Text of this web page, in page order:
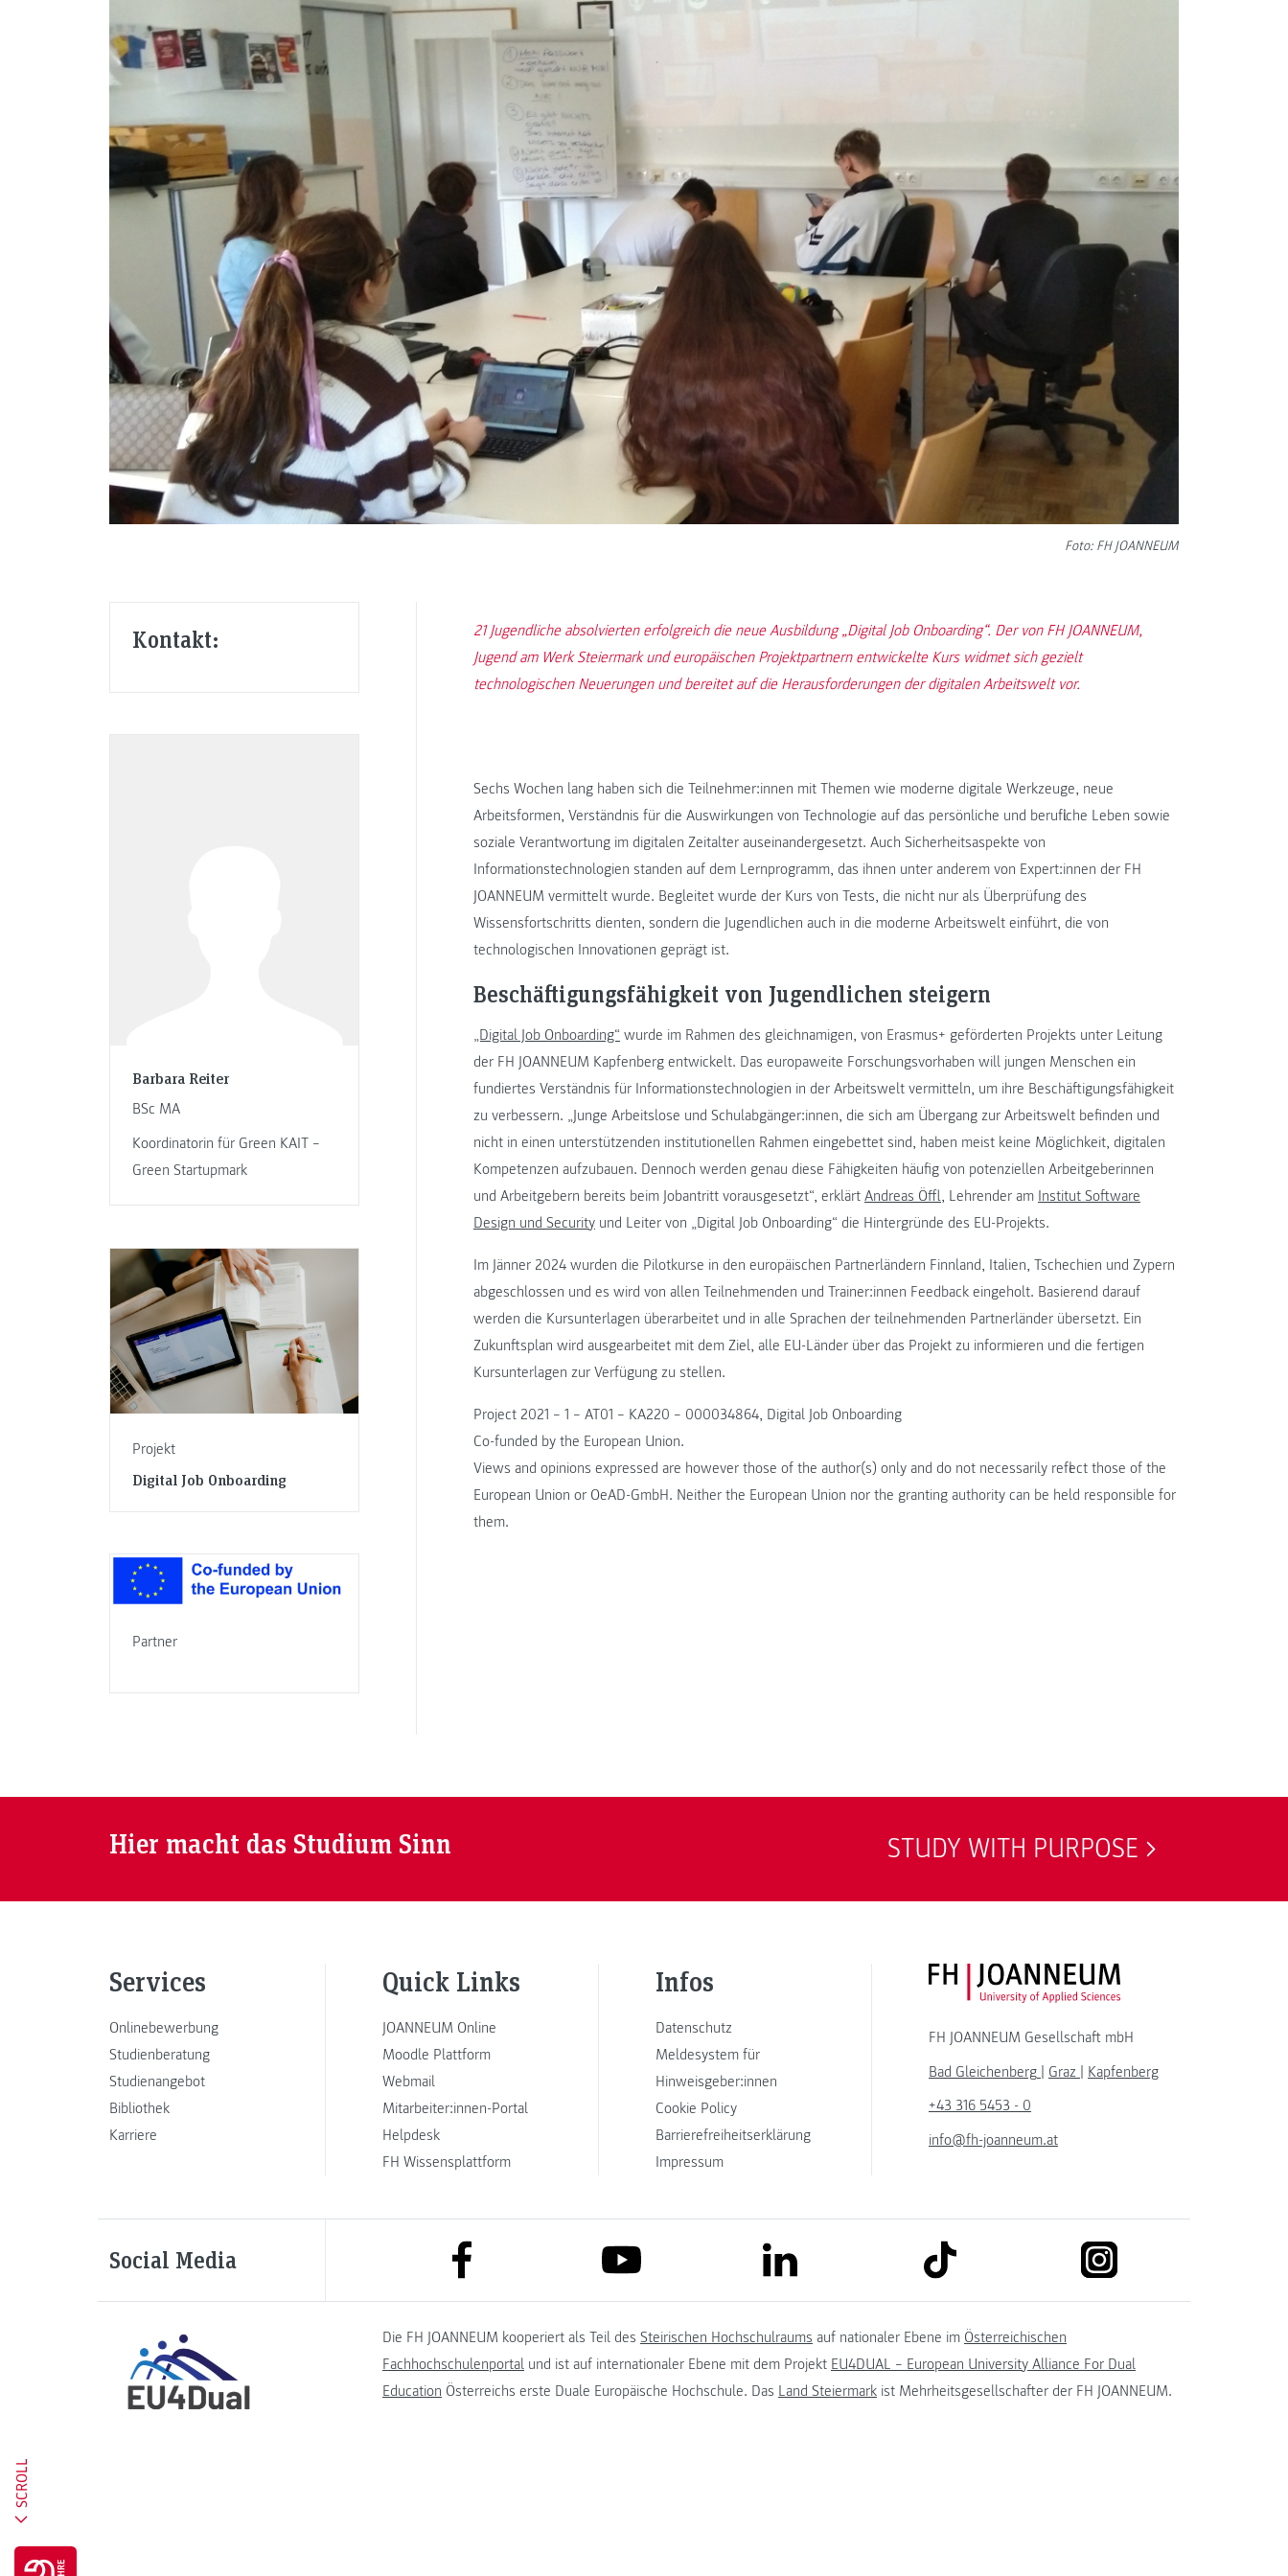
Foto: FH JOANNEUM
Kontakt:
Barbara Reiter
BSc MA
Koordinatorin für Green KAIT –
Green Startupmark
Projekt
Digital Job Onboarding
Partner
21 Jugendliche absolvierten erfolgreich die neue Ausbildung „Digital Job Onboarding“. Der von FH JOANNEUM,
Jugend am Werk Steiermark und europäischen Projektpartnern entwickelte Kurs widmet sich gezielt
technologischen Neuerungen und bereitet auf die Herausforderungen der digitalen Arbeitswelt vor.
Sechs Wochen lang haben sich die Teilnehmer:innen mit Themen wie moderne digitale Werkzeuge, neue
Arbeitsformen, Verständnis für die Auswirkungen von Technologie auf das persönliche und berufliche Leben sowie
soziale Verantwortung im digitalen Zeitalter auseinandergesetzt. Auch Sicherheitsaspekte von
Informationstechnologien standen auf dem Lernprogramm, das ihnen unter anderem von Expert:innen der FH
JOANNEUM vermittelt wurde. Begleitet wurde der Kurs von Tests, die nicht nur als Überprüfung des
Wissensfortschritts dienten, sondern die Jugendlichen auch in die moderne Arbeitswelt einführt, die von
technologischen Innovationen geprägt ist.
Beschäftigungsfähigkeit von Jugendlichen steigern
„Digital Job Onboarding“ wurde im Rahmen des gleichnamigen, von Erasmus+ geförderten Projekts unter Leitung
der FH JOANNEUM Kapfenberg entwickelt. Das europaweite Forschungsvorhaben will jungen Menschen ein
fundiertes Verständnis für Informationstechnologien in der Arbeitswelt vermitteln, um ihre Beschäftigungsfähigkeit
zu verbessern. „Junge Arbeitslose und Schulabgänger:innen, die sich am Übergang zur Arbeitswelt befinden und
nicht in einen unterstützenden institutionellen Rahmen eingebettet sind, haben meist keine Möglichkeit, digitalen
Kompetenzen aufzubauen. Dennoch werden genau diese Fähigkeiten häufig von potenziellen Arbeitgeberinnen
und Arbeitgebern bereits beim Jobantritt vorausgesetzt“, erklärt Andreas Öffl, Lehrender am Institut Software
Design und Security und Leiter von „Digital Job Onboarding“ die Hintergründe des EU-Projekts.
Im Jänner 2024 wurden die Pilotkurse in den europäischen Partnerländern Finnland, Italien, Tschechien und Zypern
abgeschlossen und es wird von allen Teilnehmenden und Trainer:innen Feedback eingeholt. Basierend darauf
werden die Kursunterlagen überarbeitet und in alle Sprachen der teilnehmenden Partnerländer übersetzt. Ein
Zukunftsplan wird ausgearbeitet mit dem Ziel, alle EU-Länder über das Projekt zu informieren und die fertigen
Kursunterlagen zur Verfügung zu stellen.
Project 2021 – 1 – AT01 – KA220 – 000034864, Digital Job Onboarding
Co-funded by the European Union.
Views and opinions expressed are however those of the author(s) only and do not necessarily reflect those of the
European Union or OeAD-GmbH. Neither the European Union nor the granting authority can be held responsible for
them.
SCROLL
Hier macht das Studium Sinn STUDY WITH PURPOSE
Services
Onlinebewerbung
Studienberatung
Studienangebot
Bibliothek
Karriere
Quick Links
JOANNEUM Online
Moodle Plattform
Webmail
Mitarbeiter:innen-Portal
Helpdesk
FH Wissensplattform
Infos
Datenschutz
Meldesystem für
Hinweisgeber:innen
Cookie Policy
Barrierefreiheitserklärung
Impressum
FH JOANNEUM Logo
FH JOANNEUM Gesellschaft mbH
Bad Gleichenberg | Graz | Kapfenberg
+43 316 5453 - 0
info@fh-joanneum.at
Social Media link to facebook link to youtube link to linkedin link to tiktok
Die FH JOANNEUM kooperiert als Teil des Steirischen Hochschulraums auf nationaler Ebene im Österreichischen
Fachhochschulenportal und ist auf internationaler Ebene mit dem Projekt EU4DUAL – European University Alliance For Dual
Education Österreichs erste Duale Europäische Hochschule. Das Land Steiermark ist Mehrheitsgesellschafter der FH JOANNEUM.